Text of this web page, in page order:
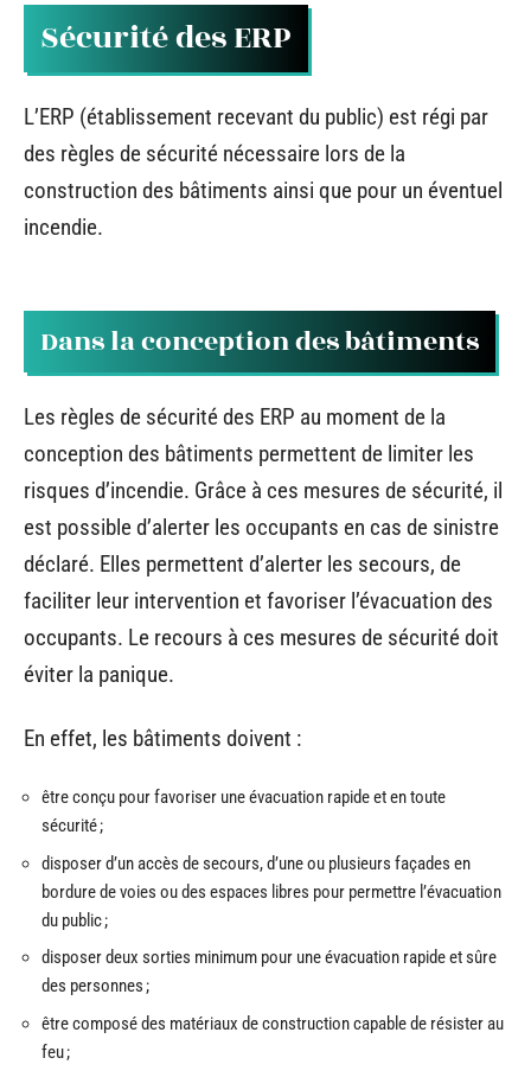
Sécurité des ERP
L’ERP (établissement recevant du public) est régi par
des règles de sécurité nécessaire lors de la
construction des bâtiments ainsi que pour un éventuel
incendie.
Dans la conception des bâtiments
Les règles de sécurité des ERP au moment de la
conception des bâtiments permettent de limiter les
risques d’incendie. Grâce à ces mesures de sécurité, il
est possible d’alerter les occupants en cas de sinistre
déclaré. Elles permettent d’alerter les secours, de
faciliter leur intervention et favoriser l’évacuation des
occupants. Le recours à ces mesures de sécurité doit
éviter la panique.
En effet, les bâtiments doivent :
être conçu pour favoriser une évacuation rapide et en toute
sécurité ;
disposer d’un accès de secours, d’une ou plusieurs façades en
bordure de voies ou des espaces libres pour permettre l’évacuation
du public ;
disposer deux sorties minimum pour une évacuation rapide et sûre
des personnes ;
être composé des matériaux de construction capable de résister au
feu ;